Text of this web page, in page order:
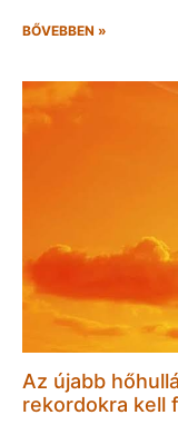
BŐVEBBEN »
Az újabb
rekordokra kell